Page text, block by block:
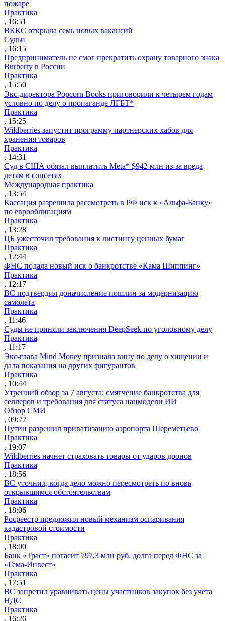
пожаре
Практика
, 16:51
ВККС открыла семь новых вакансий
Судьи
, 16:15
Предприниматель не смог прекратить охрану товарного знака
Burberry в России
Практика
, 15:50
Экс-директора Popcorn Books приговорили к четырем годам
условно по делу о пропаганде ЛГБТ*
Практика
, 15:25
Wildberries запустит программу партнерских хабов для
хранения товаров
Практика
, 14:31
Суд в США обязал выплатить Meta* $942 млн из-за вреда
детям в соцсетях
Международная практика
, 13:54
Кассация разрешила рассмотреть в РФ иск к «Альфа-Банку»
по еврооблигациям
Практика
, 13:28
ЦБ ужесточил требования к листингу ценных бумаг
Практика
, 12:44
ФНС подала новый иск о банкротстве «Кама Шиппинг»
Практика
, 12:17
ВС подтвердил доначисление пошлин за модернизацию
самолета
Практика
, 11:46
Суды не приняли заключения DeepSeek по уголовному делу
Практика
, 11:17
Экс-глава Mind Money признала вину по делу о хищении и
дала показания на других фигурантов
Практика
, 10:44
Утренний обзор за 7 августа: смягчение банкротства для
селлеров и требования для статуса нацмодели ИИ
Обзор СМИ
, 09:22
Путин разрешил приватизацию аэропорта Шереметьево
Практика
, 19:07
Wildberries начнет страховать товары от ударов дронов
Практика
, 18:56
ВС уточнил, когда дело можно пересмотреть по вновь
открывшимся обстоятельствам
Практика
, 18:06
Росреестр предложил новый механизм оспаривания
кадастровой стоимости
Практика
, 18:00
Банк «Траст» погасит 797,3 млн руб. долга перед ФНС за
«Гема-Инвест»
Практика
, 17:51
ВС запретил уравнивать цены участников закупок без учета
НДС
Практика
, 16:26